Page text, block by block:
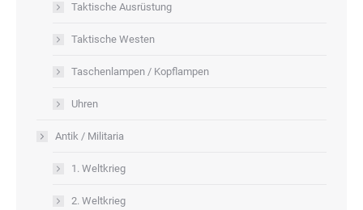
Taktische Ausrüstung
Taktische Westen
Taschenlampen / Kopflampen
Uhren
Antik / Militaria
1. Weltkrieg
2. Weltkrieg